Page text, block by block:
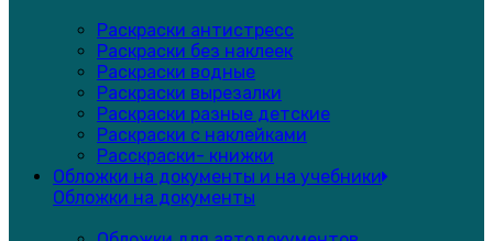
Раскраски антистресс
Раскраски без наклеек
Раскраски водные
Раскраски вырезалки
Раскраски разные детские
Раскраски с наклейками
Расскраски- книжки
Обложки на документы и на учебники
Обложки на документы